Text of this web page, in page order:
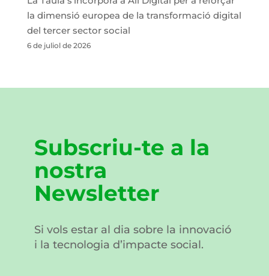
la dimensió europea de la transformació digital
del tercer sector social
6 de juliol de 2026
Subscriu-te a la
nostra
Newsletter
Si vols estar al dia sobre la innovació
i la tecnologia d’impacte social.